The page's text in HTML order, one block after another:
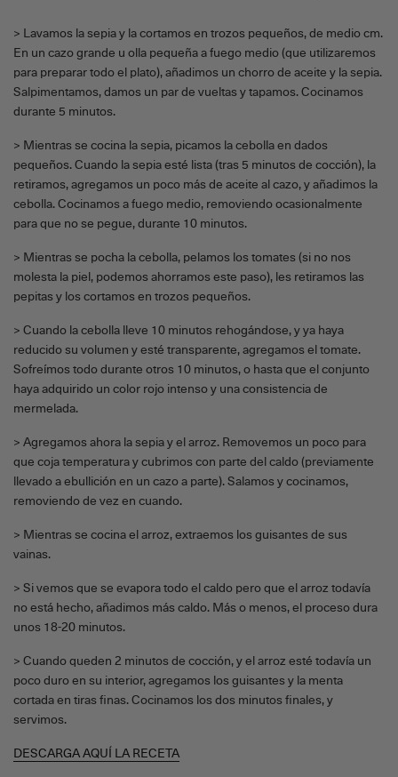
> Lavamos la sepia y la cortamos en trozos pequeños, de medio cm.
En un cazo grande u olla pequeña a fuego medio (que utilizaremos
para preparar todo el plato), añadimos un chorro de aceite y la sepia.
Salpimentamos, damos un par de vueltas y tapamos. Cocinamos
durante 5 minutos.
> Mientras se cocina la sepia, picamos la cebolla en dados
pequeños. Cuando la sepia esté lista (tras 5 minutos de cocción), la
retiramos, agregamos un poco más de aceite al cazo, y añadimos la
cebolla. Cocinamos a fuego medio, removiendo ocasionalmente
para que no se pegue, durante 10 minutos.
> Mientras se pocha la cebolla, pelamos los tomates (si no nos
molesta la piel, podemos ahorramos este paso), les retiramos las
pepitas y los cortamos en trozos pequeños.
> Cuando la cebolla lleve 10 minutos rehogándose, y ya haya
reducido su volumen y esté transparente, agregamos el tomate.
Sofreímos todo durante otros 10 minutos, o hasta que el conjunto
haya adquirido un color rojo intenso y una consistencia de
mermelada.
> Agregamos ahora la sepia y el arroz. Removemos un poco para
que coja temperatura y cubrimos con parte del caldo (previamente
llevado a ebullición en un cazo a parte). Salamos y cocinamos,
removiendo de vez en cuando.
> Mientras se cocina el arroz, extraemos los guisantes de sus
vainas.
> Si vemos que se evapora todo el caldo pero que el arroz todavía
no está hecho, añadimos más caldo. Más o menos, el proceso dura
unos 18-20 minutos.
> Cuando queden 2 minutos de cocción, y el arroz esté todavía un
poco duro en su interior, agregamos los guisantes y la menta
cortada en tiras finas. Cocinamos los dos minutos finales, y
servimos.
DESCARGA AQUÍ LA RECETA